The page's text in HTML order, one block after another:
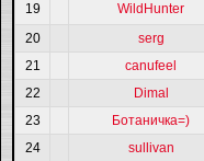
19
WildHunter
20
serg
21
canufeel
22
Dimal
23
Ботаничка=)
24
sullivan